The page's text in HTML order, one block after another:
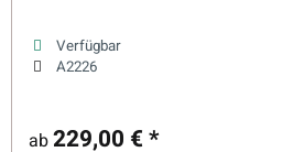
Verfügbar
A2226
ab229,00 €*